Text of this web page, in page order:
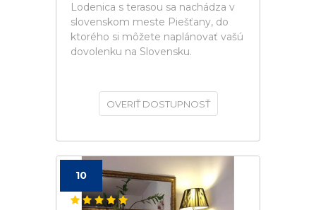
Lodenica s terasou sa nachádza v
slovenskom meste Piešťany, do
ktorého si môžete naplánovať vašú
dovolenku na Slovensku.
OVERIŤ DOSTUPNOSŤ
10